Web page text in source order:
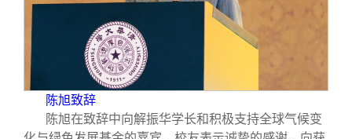
陈旭致辞
陈旭在致辞中向解振华学长和积极支持全球气候变